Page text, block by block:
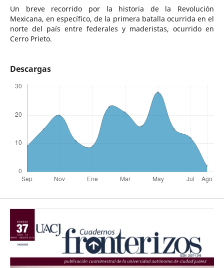
Un breve recorrido por la historia de la Revolución
Mexicana, en específico, de la primera batalla ocurrida en el
norte del país entre federales y maderistas, ocurrido en
Cerro Prieto.
Descargas